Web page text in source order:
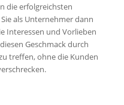
die erfolgreichsten
als Unternehmer dann
Interessen und Vorlieben
Geschmack durch
treffen, ohne die Kunden